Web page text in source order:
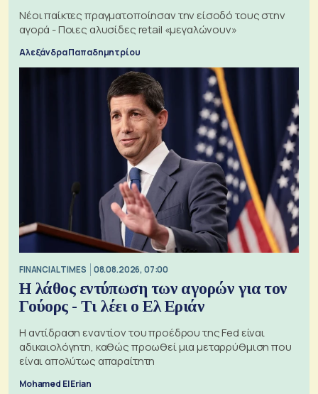
Νέοι παίκτες πραγματοποίησαν την είσοδό τους στην
αγορά - Ποιες αλυσίδες retail «μεγαλώνουν»
Αλεξάνδρα Παπαδημητρίου
FINANCIAL TIMES 08.08.2026, 07:00
Η λάθος εντύπωση των αγορών για τον
Γούορς - Τι λέει ο Ελ Εριάν
Η αντίδραση εναντίον του προέδρου της Fed είναι
αδικαιολόγητη, καθώς προωθεί μια μεταρρύθμιση που
είναι απολύτως απαραίτητη
Mohamed El Erian